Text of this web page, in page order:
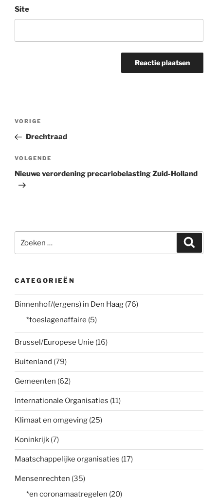
Site
Bericht
Vorig
bericht
VORIGE
Drechtraad
Volgend
bericht
VOLGENDE
Nieuwe verordening precariobelasting Zuid-Holland
naar:
CATEGORIEËN
Binnenhof/(ergens) in Den Haag (76)
*toeslagenaffaire (5)
Brussel/Europese Unie (16)
Buitenland (79)
Gemeenten (62)
Internationale Organisaties (11)
Klimaat en omgeving (25)
Koninkrijk (7)
Maatschappelijke organisaties (17)
Mensenrechten (35)
*en coronamaatregelen (20)